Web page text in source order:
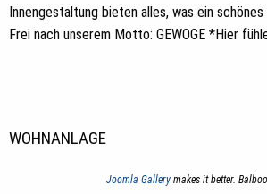
Innengestaltung bieten alles, was ein schönes
Frei nach unserem Motto: GEWOGE *Hier
WOHNANLAGE
Joomla Gallery makes it better.